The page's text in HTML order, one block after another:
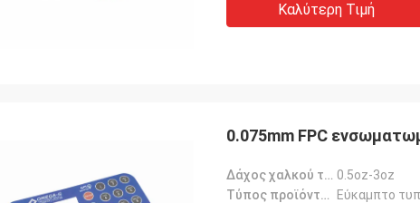
Καλύτερη Τιμή
0.075mm FPC
Δάχος χαλκού του προϊόντος: 0.5oz-3oz
Τύπος προϊόντος:
Εύκαμπτο